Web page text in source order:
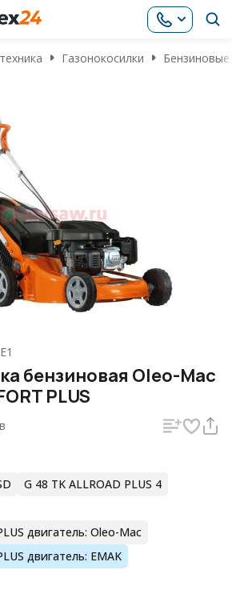
Газонокосилки Бензиновые
бензиновая Oleo-Mac
PLUS
G 48 TK ALLROAD PLUS 4
двигатель: Oleo-Mac
двигатель: EMAK